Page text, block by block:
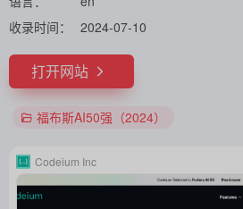
收录时间：
2024-07-10
打开网站
福布斯AI50强（2024）
Codeium Inc